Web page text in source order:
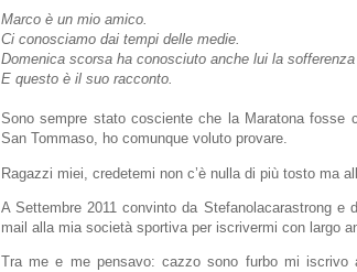
Marco è un mio amico.
Ci conosciamo dai tempi delle medie.
Domenica scorsa ha conosciuto anche lui la
E questo è il suo racconto.
Sono sempre stato cosciente che la Maratona fosse
San Tommaso, ho comunque voluto provare.
Ragazzi miei, credetemi non c’è nulla di più tosto ma
A Settembre 2011 convinto da Stefanolacarastrong
mail alla mia società sportiva per iscrivermi con largo
Tra me e me pensavo: cazzo sono furbo mi